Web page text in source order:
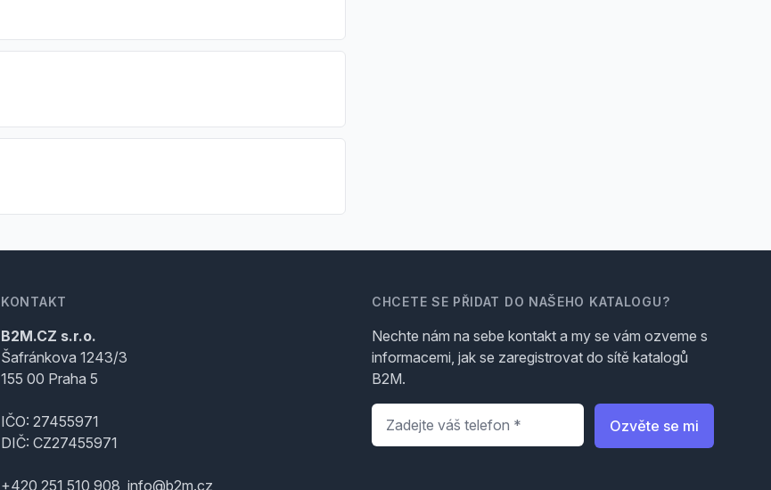
KONTAKT
B2M.CZ s.r.o.
Šafránkova 1243/3
155 00 Praha 5
IČO: 27455971
DIČ: CZ27455971
+420 251 510 908, info@b2m.cz
CHCETE SE PŘIDAT DO NAŠEHO KATALOGU?
Nechte nám na sebe kontakt a my se vám ozveme s
informacemi, jak se zaregistrovat do sítě katalogů
B2M.
Telefon
Ozvěte se mi